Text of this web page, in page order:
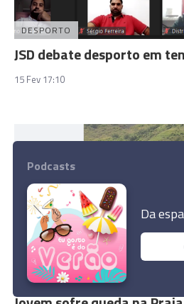
DESPORTO
JSD debate desporto em
15 Fev 17:10
CASOS DO DIA
Podcasts
Da